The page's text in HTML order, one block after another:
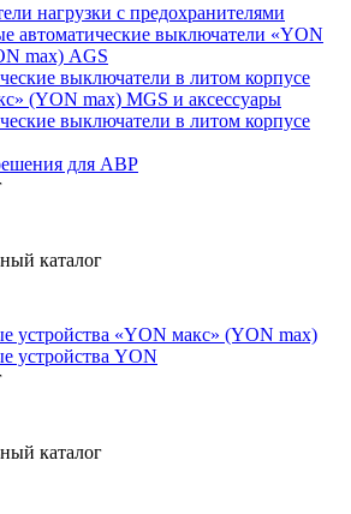
нагрузки с предохранителями
автоматические выключатели «YON
max) AGS
выключатели в литом корпусе
(YON max) MGS и аксессуары
выключатели в литом корпусе
для АВР
каталог
устройства «YON макс» (YON max)
устройства YON
каталог